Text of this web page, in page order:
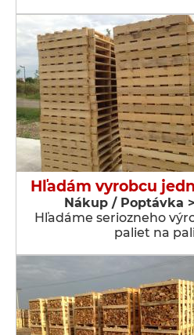
Hľadám vyrobcu
Nákup / Poptávka
Hľadáme seriozneho
paliet na